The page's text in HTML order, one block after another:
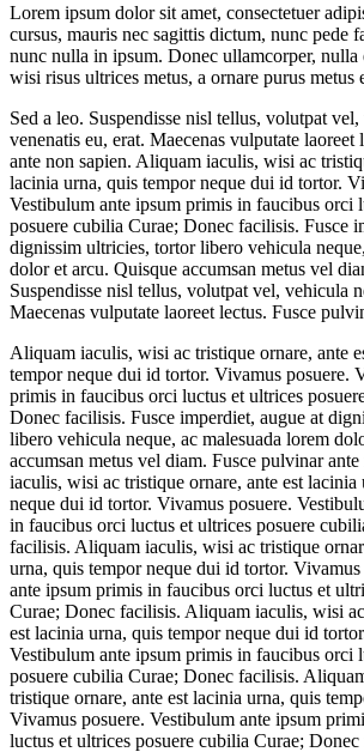
Lorem ipsum dolor sit amet, consectetuer
cursus, mauris nec sagittis dictum, nunc pede
nunc nulla in ipsum. Donec ullamcorper, nulla
wisi risus ultrices metus, a ornare purus metus
Sed a leo. Suspendisse nisl tellus, volutpat
venenatis eu, erat. Maecenas vulputate
ante non sapien. Aliquam iaculis, wisi ac
lacinia urna, quis tempor neque dui id tortor.
Vestibulum ante ipsum primis in faucibus orci
posuere cubilia Curae; Donec facilisis. Fusce
dignissim ultricies, tortor libero vehicula
dolor et arcu. Quisque accumsan metus vel
Suspendisse nisl tellus, volutpat vel, vehicula
Maecenas vulputate laoreet lectus. Fusce
Aliquam iaculis, wisi ac tristique ornare, ante
tempor neque dui id tortor. Vivamus posuere.
primis in faucibus orci luctus et ultrices
Donec facilisis. Fusce imperdiet, augue at
libero vehicula neque, ac malesuada lorem
accumsan metus vel diam. Fusce pulvinar
iaculis, wisi ac tristique ornare, ante est lacinia
neque dui id tortor. Vivamus posuere.
in faucibus orci luctus et ultrices posuere
facilisis. Aliquam iaculis, wisi ac tristique
urna, quis tempor neque dui id tortor.
ante ipsum primis in faucibus orci luctus et
Curae; Donec facilisis. Aliquam iaculis, wisi
est lacinia urna, quis tempor neque dui id
Vestibulum ante ipsum primis in faucibus orci
posuere cubilia Curae; Donec facilisis.
tristique ornare, ante est lacinia urna, quis
Vivamus posuere. Vestibulum ante ipsum
luctus et ultrices posuere cubilia Curae;